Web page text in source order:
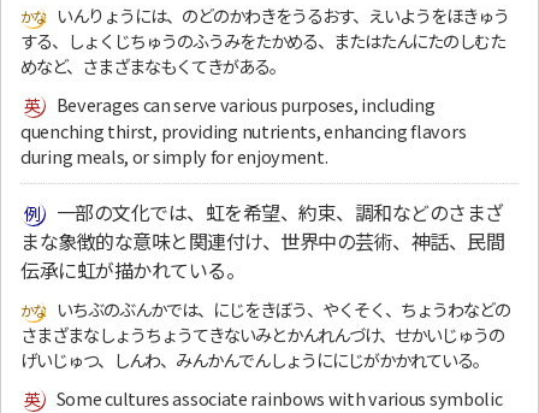
いんりょうには、のどのかわきをうるおす、えいようをほきゅう
する、しょくじちゅうのふうみをたかめる、またはたんにたのしむた
めなど、さまざまなもくてきがある。
Beverages can serve various purposes, including
quenching thirst, providing nutrients, enhancing flavors
during meals, or simply for enjoyment.
一部の文化では、虹を希望、約束、調和などのさまざ
まな象徴的な意味と関連付け、世界中の芸術、神話、民間
伝承に虹が描かれている。
いちぶのぶんかでは、にじをきぼう、やくそく、ちょうわなどの
さまざまなしょうちょうてきないみとかんれんづけ、せかいじゅうの
げいじゅつ、しんわ、みんかんでんしょうににじがかかれている。
Some cultures associate rainbows with various symbolic